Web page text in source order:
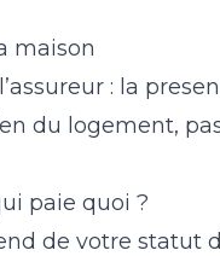
maison
: la
du logement,
paie quoi ?
de votre statut